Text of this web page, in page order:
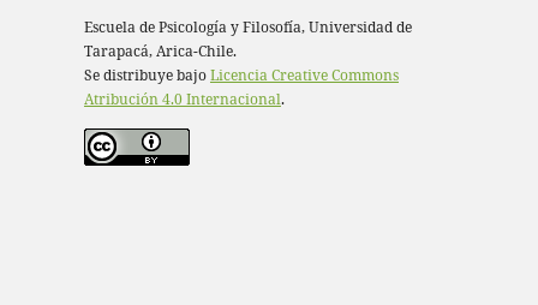
Escuela de Psicología y Filosofía, Universidad de
Tarapacá, Arica-Chile.
Se distribuye bajoLicencia Creative Commons
Atribución 4.0 Internacional.